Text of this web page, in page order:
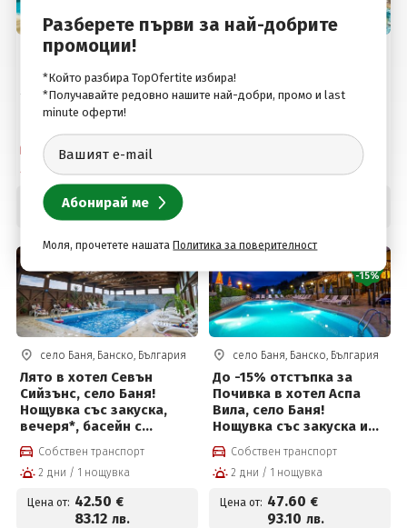
село Баня, Банско, България
Пакет "Златна възраст
55+" в хотел Вита
Спрингс, с. Баня, Банско!
Нощувка със закуска и
вечеря + Минерални
басейни и СПА пакет за
35 € на човек
Собствен транспорт
Цена от: 35.00 €
.45 лв.
Почивка в хотел Вита
Спрингс, село Баня,
Банско! Нощувка +
джакузи и СПА пакет на
село Баня, Банско, България
Лято в хотел Севън
Сийзънс, село Баня!
Нощувка със закуска,
вечеря*, басейн с
минерална вода и
ползване на СПА център
на цени от 42.50 € на
Собствен транспорт
2 дни / 1 нощувка
Цена от: 42.50 €
83.12 лв.
-15%
село Баня, Банско, България
До -15% отстъпка за
Почивка в хотел Аспа
Вила, село Баня!
Нощувка със закуска и
вечеря, външен басейн с
минерална вода и спа
център на цени от 47.60
евро на човек
Собствен транспорт
2 дни / 1 нощувка
Цена от: 47.60 €
93.10 лв.
Разберете първи за най-добрите
промоции!
*Който разбира TopOfertite избира!
*Получавайте редовно нашите най-добри, промо и last
minute оферти!
Моля, прочетете нашатаПолитика за поверителност